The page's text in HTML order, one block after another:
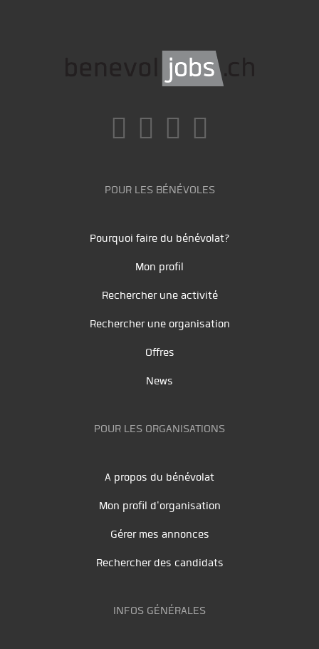
POUR LES BÉNÉVOLES
Pourquoi faire du bénévolat?
Mon profil
Rechercher une activité
Rechercher une organisation
Offres
News
POUR LES ORGANISATIONS
A propos du bénévolat
Mon profil d'organisation
Gérer mes annonces
Rechercher des candidats
INFOS GÉNÉRALES